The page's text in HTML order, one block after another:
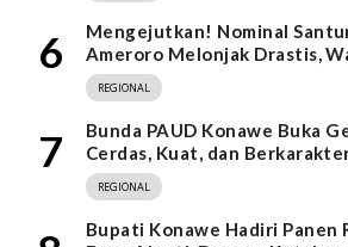
6
Mengejutkan! Nominal
Ameroro Melonjak Drastis,
REGIONAL
7
Bunda PAUD Konawe Buka
Cerdas, Kuat, dan
REGIONAL
Bupati Konawe Hadiri Panen